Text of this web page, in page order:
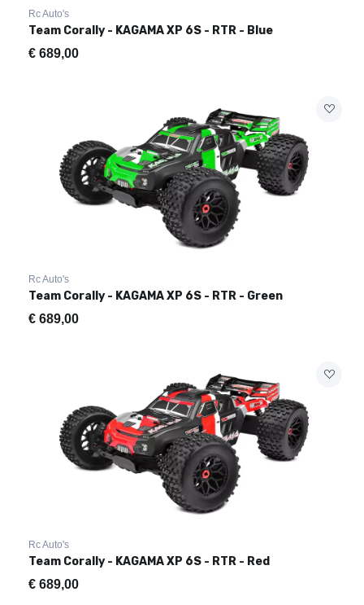
Rc Auto's
Team Corally - KAGAMA XP 6S - RTR - Blue
€ 689,00
Rc Auto's
Team Corally - KAGAMA XP 6S - RTR - Green
€ 689,00
Rc Auto's
Team Corally - KAGAMA XP 6S - RTR - Red
€ 689,00